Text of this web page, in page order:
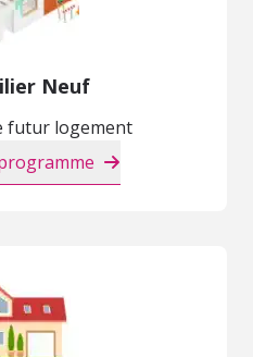
Neuf
futur logement